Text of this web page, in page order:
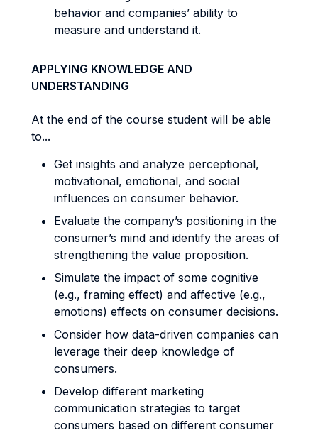
behavior and companies’ ability to
measure and understand it.
APPLYING KNOWLEDGE AND
UNDERSTANDING
At the end of the course student will be able
to...
Get insights and analyze perceptional,
motivational, emotional, and social
influences on consumer behavior.
Evaluate the company’s positioning in the
consumer’s mind and identify the areas of
strengthening the value proposition.
Simulate the impact of some cognitive
(e.g., framing effect) and affective (e.g.,
emotions) effects on consumer decisions.
Consider how data-driven companies can
leverage their deep knowledge of
consumers.
Develop different marketing
communication strategies to target
consumers based on different consumer